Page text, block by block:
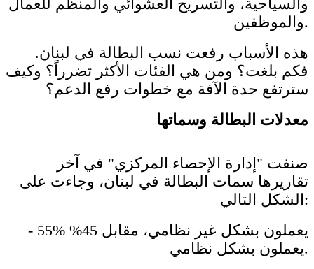
والسياحية، والتسريح العشوائي والمنظم للعمال
والموظفين.
هذه الأسباب رفعت نسب البطالة في لبنان.
فكم بلغت؟ ومن هي الفئات الأكثر تضرراً؟ وكيف
سترتفع حدة الآفة مع خطوات رفع الدعم؟
معدلات البطالة وسماتها
صنفت "إدارة الإحصاء المركزي" في آخر
تقاريرها سمات البطالة في لبنان، وجاءت على
الشكل التالي:
- 55% يعملون بشكل غير نظامي، مقابل 45%
يعملون بشكل نظامي.